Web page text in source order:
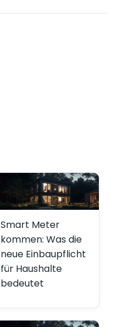
Smart Meter
kommen: Was die
neue Einbaupflicht
für Haushalte
bedeutet